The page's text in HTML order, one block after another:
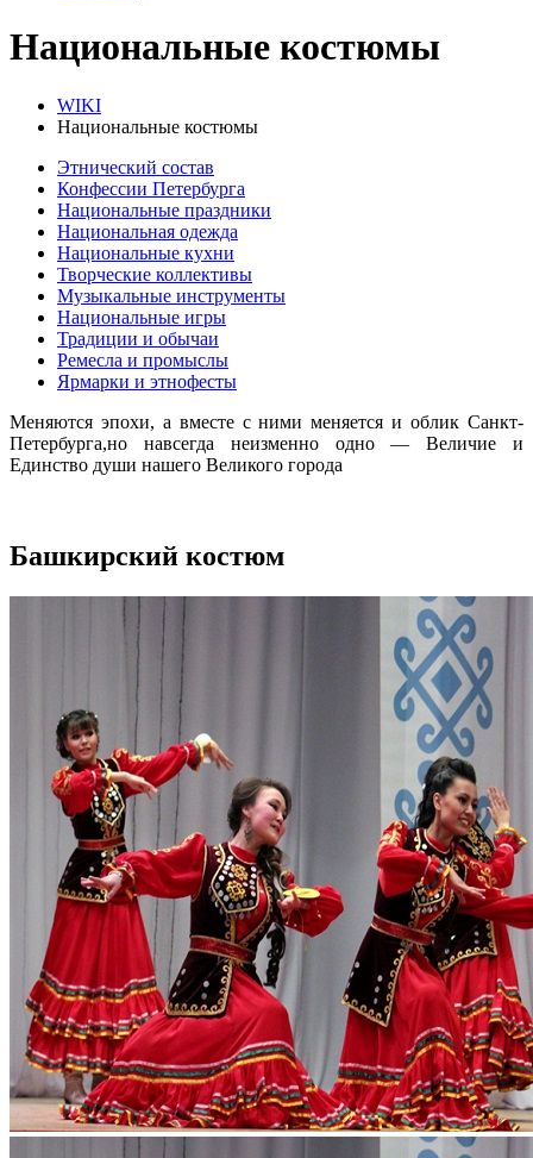
Национальные костюмы
WIKI
Национальные костюмы
Этнический состав
Конфессии Петербурга
Национальные праздники
Национальная одежда
Национальные кухни
Творческие коллективы
Музыкальные инструменты
Национальные игры
Традиции и обычаи
Ремесла и промыслы
Ярмарки и этнофесты
Меняются эпохи, а вместе с ними меняется и облик Санкт-
Петербурга,но навсегда неизменно одно — Величие и
Единство души нашего Великого города
Башкирский костюм